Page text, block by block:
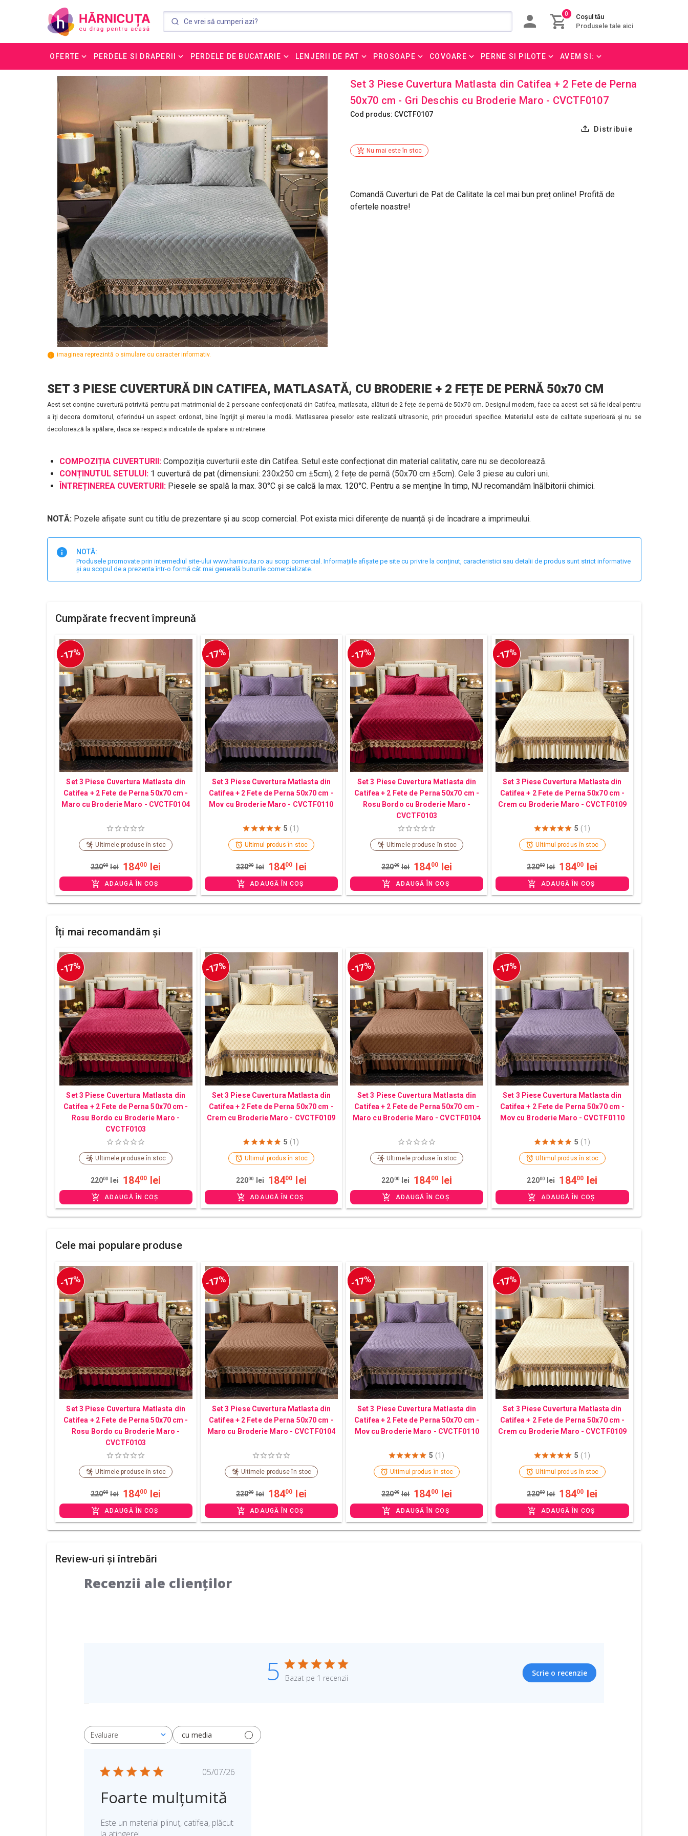
0
Coșul tău
Produsele tale aici
OFERTE PERDELE SI DRAPERII PERDELE DE BUCATARIE LENJERII DE PAT PROSOAPE COVOARE PERNE SI PILOTE AVEM SI:
imaginea reprezintă o simulare cu caracter informativ.
Set 3 Piese Cuvertura Matlasta din Catifea + 2 Fete de Perna
50x70 cm - Gri Deschis cu Broderie Maro - CVCTF0107
Cod produs: CVCTF0107
Distribuie
Nu mai este în stoc
Comandă Cuverturi de Pat de Calitate la cel mai bun preț online! Profită de
ofertele noastre!
SET 3 PIESE CUVERTURĂ DIN CATIFEA, MATLASATĂ, CU BRODERIE + 2 FEȚE DE PERNĂ 50x70 CM
Aest set conține cuvertură potrivită pentru pat matrimonial de 2 persoane confecționată din Catifea, matlasata, alături de 2 fețe de pernă de 50x70 cm. Designul modern, face ca acest set să fie ideal pentru
a îți decora dormitorul, oferindu-i un aspect ordonat, bine îngrijit și mereu la modă. Matlasarea pieselor este realizată ultrasonic, prin proceduri specifice. Materialul este de calitate superioară și nu se
decolorează la spălare, daca se respecta indicatiile de spalare si intretinere.
COMPOZIȚIA CUVERTURII: Compoziția cuverturii este din Catifea. Setul este confecționat din material calitativ, care nu se decolorează.
CONȚINUTUL SETULUI:1 cuvertură de pat(dimensiuni: 230x250 cm ±5cm),2 fețe de pernă (50x70 cm ±5cm). Cele 3 piese au culori uni.
ÎNTREȚINEREA CUVERTURII: Piesele se spală la max. 30°C și se calcă la max. 120°C. Pentru a se menține în timp, NU recomandăm înălbitorii chimici.
NOTĂ: Pozele afișate sunt cu titlu de prezentare și au scop comercial. Pot exista mici diferențe de nuanță și de încadrare a imprimeului.
NOTĂ:
Produsele promovate prin intermediul site-ului www.harnicuta.ro au scop comercial. Informațiile afișate pe site cu privire la conținut, caracteristici sau detalii de produs sunt strict informative
și au scopul de a prezenta într-o formă cât mai generală bunurile comercializate.
Cumpărate frecvent împreună
-17%
Set 3 Piese Cuvertura Matlasta din
Catifea + 2 Fete de Perna 50x70 cm -
Maro cu Broderie Maro - CVCTF0104
Ultimele produse în stoc
22000 lei 18400 lei
ADAUGĂ ÎN COȘ
-17%
Set 3 Piese Cuvertura Matlasta din
Catifea + 2 Fete de Perna 50x70 cm -
Mov cu Broderie Maro - CVCTF0110
5 (1)
Ultimul produs în stoc
22000 lei 18400 lei
ADAUGĂ ÎN COȘ
-17%
Set 3 Piese Cuvertura Matlasta din
Catifea + 2 Fete de Perna 50x70 cm -
Rosu Bordo cu Broderie Maro -
CVCTF0103
Ultimele produse în stoc
22000 lei 18400 lei
ADAUGĂ ÎN COȘ
-17%
Set 3 Piese Cuvertura Matlasta din
Catifea + 2 Fete de Perna 50x70 cm -
Crem cu Broderie Maro - CVCTF0109
5 (1)
Ultimul produs în stoc
22000 lei 18400 lei
ADAUGĂ ÎN COȘ
Îți mai recomandăm și
-17%
Set 3 Piese Cuvertura Matlasta din
Catifea + 2 Fete de Perna 50x70 cm -
Rosu Bordo cu Broderie Maro -
CVCTF0103
Ultimele produse în stoc
22000 lei 18400 lei
ADAUGĂ ÎN COȘ
-17%
Set 3 Piese Cuvertura Matlasta din
Catifea + 2 Fete de Perna 50x70 cm -
Crem cu Broderie Maro - CVCTF0109
5 (1)
Ultimul produs în stoc
22000 lei 18400 lei
ADAUGĂ ÎN COȘ
-17%
Set 3 Piese Cuvertura Matlasta din
Catifea + 2 Fete de Perna 50x70 cm -
Maro cu Broderie Maro - CVCTF0104
Ultimele produse în stoc
22000 lei 18400 lei
ADAUGĂ ÎN COȘ
-17%
Set 3 Piese Cuvertura Matlasta din
Catifea + 2 Fete de Perna 50x70 cm -
Mov cu Broderie Maro - CVCTF0110
5 (1)
Ultimul produs în stoc
22000 lei 18400 lei
ADAUGĂ ÎN COȘ
Cele mai populare produse
-17%
Set 3 Piese Cuvertura Matlasta din
Catifea + 2 Fete de Perna 50x70 cm -
Rosu Bordo cu Broderie Maro -
CVCTF0103
Ultimele produse în stoc
22000 lei 18400 lei
ADAUGĂ ÎN COȘ
-17%
Set 3 Piese Cuvertura Matlasta din
Catifea + 2 Fete de Perna 50x70 cm -
Maro cu Broderie Maro - CVCTF0104
Ultimele produse în stoc
22000 lei 18400 lei
ADAUGĂ ÎN COȘ
-17%
Set 3 Piese Cuvertura Matlasta din
Catifea + 2 Fete de Perna 50x70 cm -
Mov cu Broderie Maro - CVCTF0110
5 (1)
Ultimul produs în stoc
22000 lei 18400 lei
ADAUGĂ ÎN COȘ
-17%
Set 3 Piese Cuvertura Matlasta din
Catifea + 2 Fete de Perna 50x70 cm -
Crem cu Broderie Maro - CVCTF0109
5 (1)
Ultimul produs în stoc
22000 lei 18400 lei
ADAUGĂ ÎN COȘ
Review-uri și întrebări
Recenzii ale clienților
5 Bazat pe 1 recenzii
Scrie o recenzie
Evaluare
Toate evaluările cu media
D
t
a
u
05/07/26
Foarte mulțumită
Este un material plinuț, catifea, plăcut